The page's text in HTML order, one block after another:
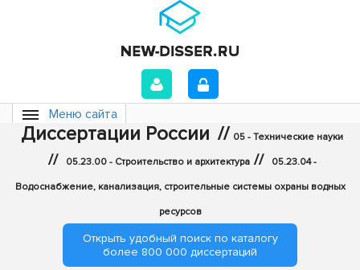
Меню сайта
Диссертации России // 05 - Технические науки
// 05.23.00 - Строительство и архитектура // 05.23.04 -
Водоснабжение, канализация, строительные системы охраны водных
ресурсов
Открыть удобный поиск по каталогу
более 800 000 диссертаций